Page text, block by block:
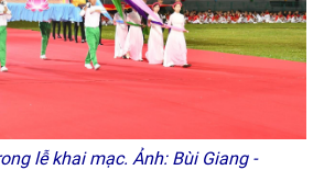
lễ khai mạc. Ảnh: Bùi Giang -